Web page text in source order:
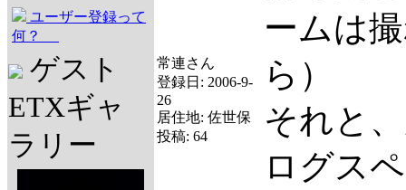
ユーザー登録って
何？
ゲスト
ETXギャ
ラリー
常連さん
登録日: 2006-9-
26
居住地: 佐世保
投稿: 64
ームは
ら）
それと
ログス